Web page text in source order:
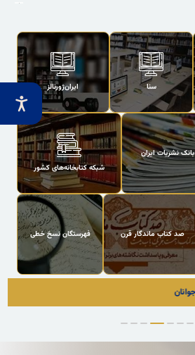
سنا ایران‌ژورنالز
بانک نشریات ایران
شبکه کتابخانه‌های کشور
صد کتاب ماندگار قرن فهرستگان نسخ خطی